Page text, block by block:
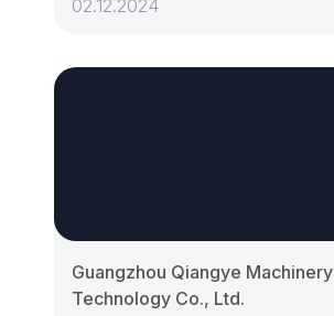
02.12.2024
Guangzhou Qiangye Machinery
Technology Co., Ltd.